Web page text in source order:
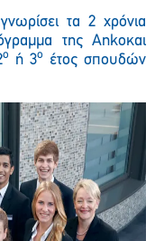
τα 2 χρόνια
της Ankoκαι
ο ή 3ο
έτος σπουδών